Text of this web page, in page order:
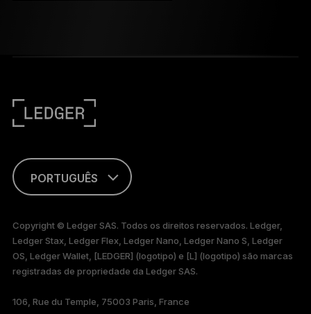
PORTUGUÊS
FRANÇAIS
TÜRKÇE
DEUTSCH
Copyright © Ledger SAS. Todos os direitos reservados. Ledger,
Ledger Stax, Ledger Flex, Ledger Nano, Ledger Nano S, Ledger
OS, Ledger Wallet, [LEDGER] (logotipo) e [L] (logotipo) são marcas
registradas de propriedade da Ledger SAS.
106, Rue du Temple, 75003 Paris, France